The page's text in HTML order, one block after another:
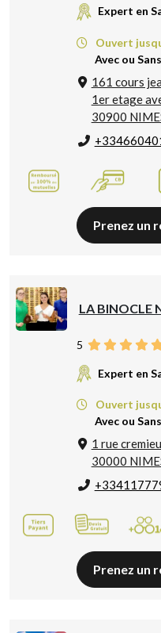
Expert en
Ouvert
Avec ou
161 cours
1er etage
30900
Prenez un
LA BINOCLE
5
Expert en
Ouvert
Avec ou
1 rue
30000
Prenez un